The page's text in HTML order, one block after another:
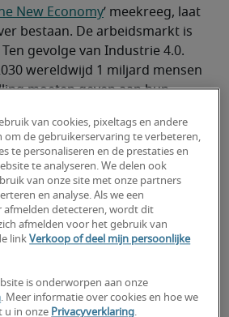
New Economy’ meekreeg, laat
bestaan. De arbeidsmarkt is
gevolge van Industrie 4.0.
wereldwijd 1 miljard mensen
moeten geven aan hun
die in de huidige
naar andere skills. Op
is er maar één antwoord: de
omscholen van personeelsleden
en moet zowel op
maatschappelijk gestimuleerd
de toekomst
van cookies, pixeltags en andere
de gebruikerservaring te verbeteren,
te personaliseren en de prestaties en
te analyseren. We delen ook
van onze site met onze partners
en analyse. Als we een
afmelden detecteren, wordt dit
afmelden voor het gebruik van
link Verkoop of deel mijn persoonlijke
is onderworpen aan onze
. Meer informatie over cookies en hoe we
u in onze Privacyverklaring.